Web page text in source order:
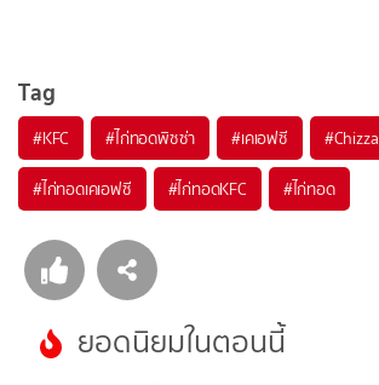
Tag
#KFC #ไก่ทอดพิซซ่า #เคเอฟซี #Chizza
#ไก่ทอดเคเอฟซี #ไก่ทอดKFC #ไก่ทอด
ยอดนิยมในตอนนี้